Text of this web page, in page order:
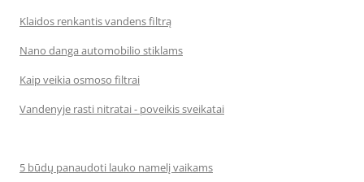
Klaidos renkantis vandens filtrą
Nano danga automobilio stiklams
Kaip veikia osmoso filtrai
Vandenyje rasti nitratai - poveikis sveikatai
5 būdų panaudoti lauko namelį vaikams